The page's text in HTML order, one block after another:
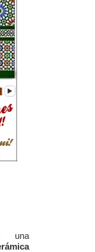
una